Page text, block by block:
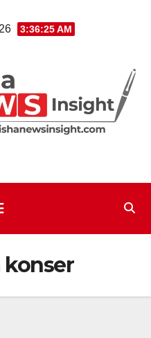
3:36:25 AM